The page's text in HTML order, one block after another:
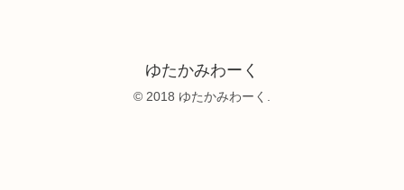
ゆたかみわーく
© 2018 ゆたかみわーく.